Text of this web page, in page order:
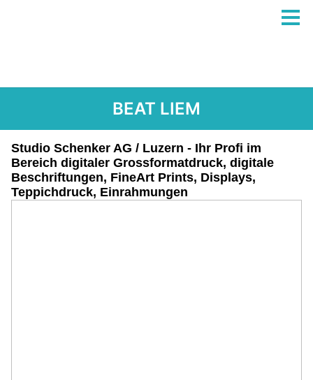
BEAT LIEM
Studio Schenker AG / Luzern - Ihr Profi im
Bereich digitaler Grossformatdruck, digitale
Beschriftungen, FineArt Prints, Displays,
Teppichdruck, Einrahmungen